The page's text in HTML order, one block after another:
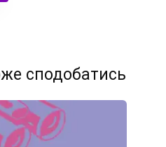
сподобатись